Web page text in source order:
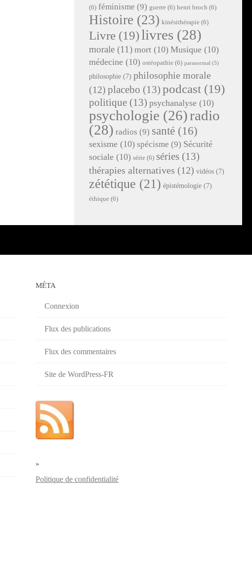
(6) féminisme (9) guerre (6) henri broch (6)
Histoire (23) kinésithérapie (6)
Livre (19)livres (28)
morale (11) mort (10) Musique (10)
médecine (10) ostéopathie (6) paranormal (5)
philosophie (7) philosophie morale
(12) placebo (13) podcast (19)
politique (13) psychanalyse (10)
psychologie (26)radio
(28) radios (9) santé (16)
sexisme (10) spécisme (9) Sécurité
sociale (10) série (6) séries (13)
thérapies alternatives (12) vidéos (7)
zététique (21) épistémologie (7)
éthique (6)
MÉTA
Connexion
Flux des publications
Flux des commentaires
Site de WordPress-FR
»
Politique de confidentialité